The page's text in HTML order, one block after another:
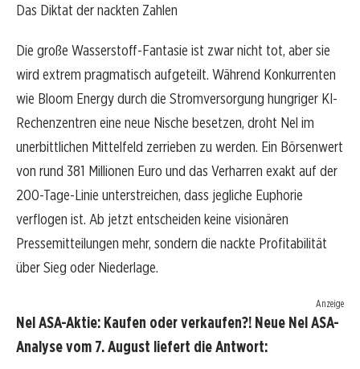
Das Diktat der nackten Zahlen
Die große Wasserstoff-Fantasie ist zwar nicht tot, aber sie
wird extrem pragmatisch aufgeteilt. Während Konkurrenten
wie Bloom Energy durch die Stromversorgung hungriger KI-
Rechenzentren eine neue Nische besetzen, droht Nel im
unerbittlichen Mittelfeld zerrieben zu werden. Ein Börsenwert
von rund 381 Millionen Euro und das Verharren exakt auf der
200-Tage-Linie unterstreichen, dass jegliche Euphorie
verflogen ist. Ab jetzt entscheiden keine visionären
Pressemitteilungen mehr, sondern die nackte Profitabilität
über Sieg oder Niederlage.
Anzeige
Nel ASA-Aktie: Kaufen oder verkaufen?! Neue Nel ASA-
Analyse vom 7. August liefert die Antwort: